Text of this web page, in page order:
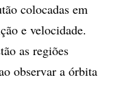
colocadas em
e velocidade.
as regiões
observar a órbita